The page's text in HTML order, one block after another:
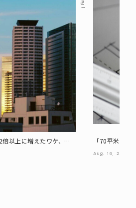
以上に増えたワケ、タ
年』
「70平米の
は同じ? 価格
Aug. 16, 2025